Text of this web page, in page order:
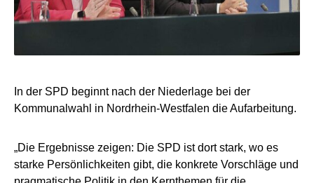
In der SPD beginnt nach der Niederlage bei der
Kommunalwahl in Nordrhein-Westfalen die Aufarbeitung.
„Die Ergebnisse zeigen: Die SPD ist dort stark, wo es
starke Persönlichkeiten gibt, die konkrete Vorschläge und